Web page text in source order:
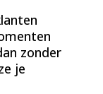
zonder
je